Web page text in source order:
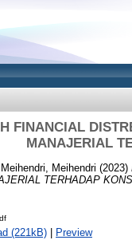
FINANCIAL
MANAJERIAL
Meihendri, Meihendri (2023)
TERHADAP
(221kB) | Preview